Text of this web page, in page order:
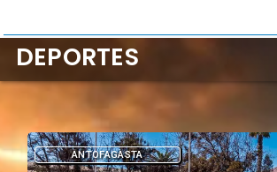
DEPORTES
DEPORTES